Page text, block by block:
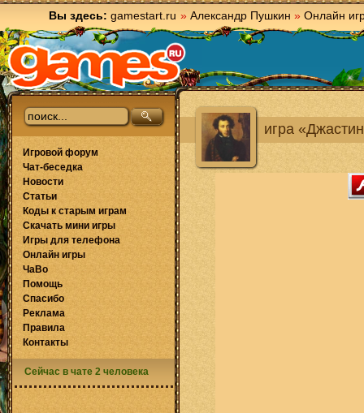
Вы здесь: gamestart.ru » Александр Пушкин » Онлайн
игра
Игровой форум
Чат-беседка
Новости
Статьи
Коды к старым играм
Скачать мини игры
Игры для телефона
Онлайн игры
ЧаВо
Помощь
Спасибо
Реклама
Правила
Контакты
Сейчас в чате 2 человека